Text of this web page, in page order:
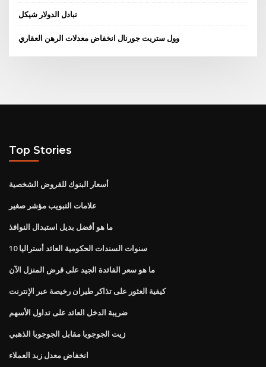
تبادل الدولار شيكل
وول ستريت جورنال انخفاض معدلات الرهن العقاري
Top Stories
أسعار البنوك للقروض الشخصية
علامات التبويب مؤشر صغير
ما هو أفضل بديل استبدال النوافذ
10 سنوات السندات الحكومية العائد أستراليا
ما هو سعر الفائدة الجيد على قرض المنزل الآن
كيفية العثور على تذاكر طيران رخيصة عبر الإنترنت
ضريبة الدخل العائد على تداول الأسهم
زيت الجوجوبا مقابل الجوجوبا الذهبي
انخفاض معدل زبد العملاء